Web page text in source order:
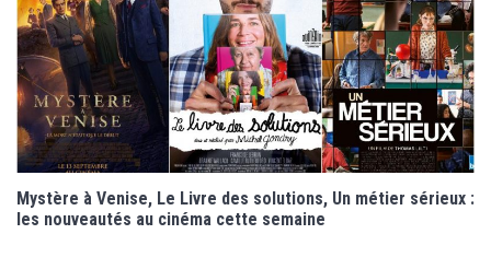
Mystère à Venise, Le Livre des solutions, Un métier sérieux :
les nouveautés au cinéma cette semaine